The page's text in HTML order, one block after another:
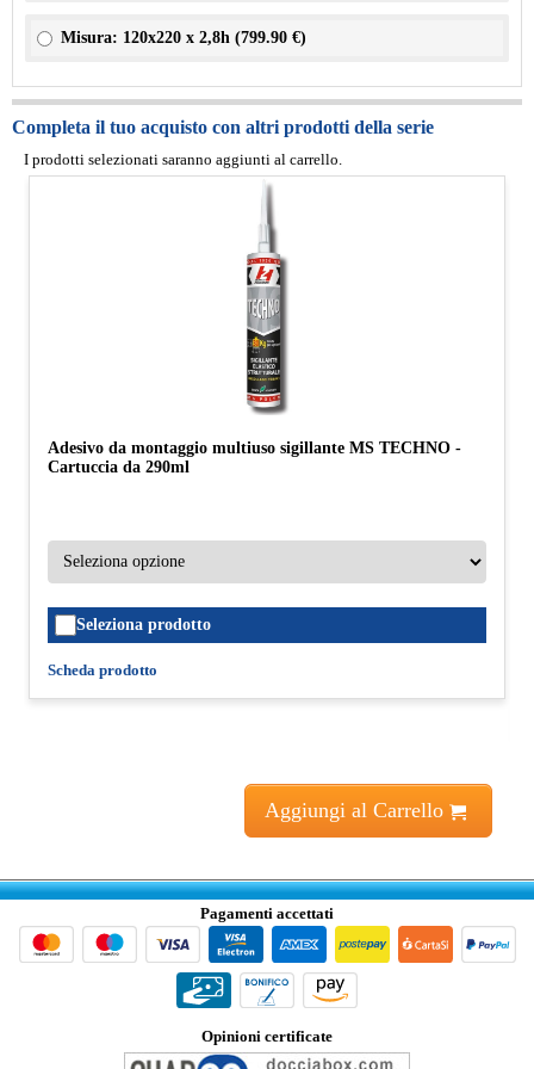
Misura: 120x220 x 2,8h (799.90 €)
Completa il tuo acquisto con altri prodotti della serie
I prodotti selezionati saranno aggiunti al carrello.
Adesivo da montaggio multiuso sigillante MS TECHNO -
Cartuccia da 290ml
Seleziona prodotto
Scheda prodotto
Aggiungi al Carrello
Pagamenti accettati
Opinioni certificate